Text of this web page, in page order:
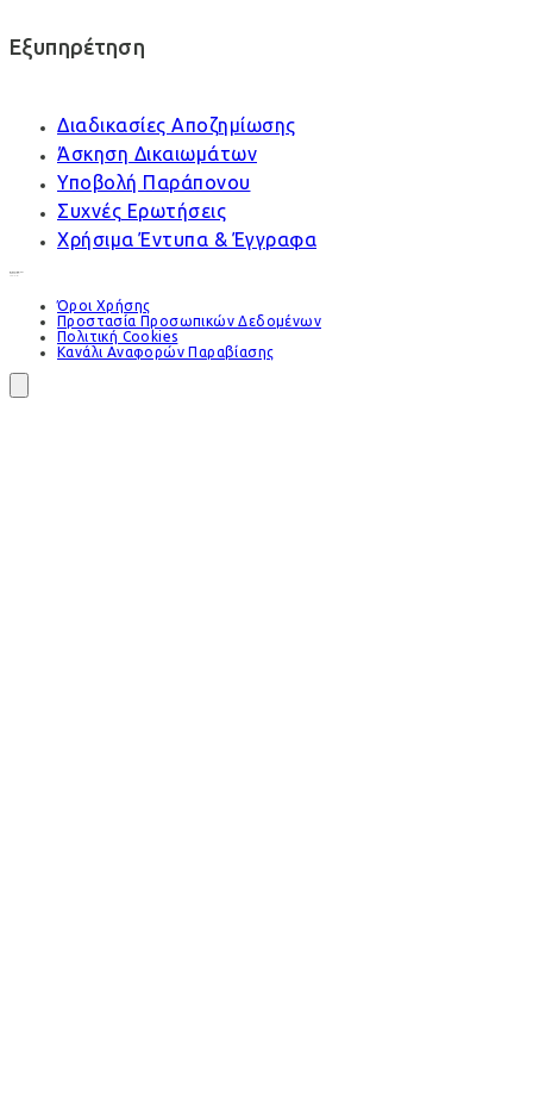
Εξυπηρέτηση
Διαδικασίες Αποζημίωσης
Άσκηση Δικαιωμάτων
Υποβολή Παράπονου
Συχνές Ερωτήσεις
Χρήσιμα Έντυπα & Έγγραφα
Όροι Χρήσης
Προστασία Προσωπικών Δεδομένων
Πολιτική Cookies
Κανάλι Αναφορών Παραβίασης